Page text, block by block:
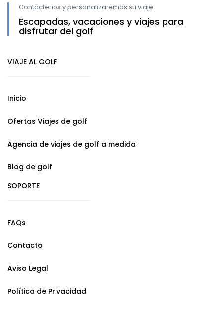
Contáctenos y personalizaremos su viaje
Escapadas, vacaciones y viajes para
disfrutar del golf
VIAJE AL GOLF
Inicio
Ofertas Viajes de golf
Agencia de viajes de golf a medida
Blog de golf
SOPORTE
FAQs
Contacto
Aviso Legal
Política de Privacidad